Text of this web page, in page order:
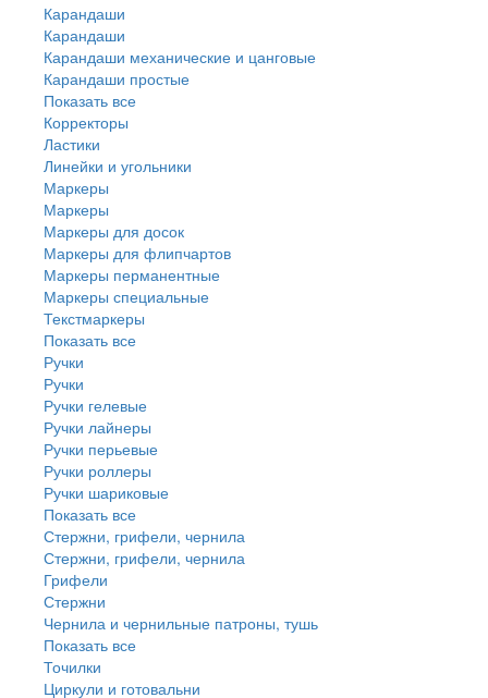
Карандаши
Карандаши
Карандаши механические и цанговые
Карандаши простые
Показать все
Корректоры
Ластики
Линейки и угольники
Маркеры
Маркеры
Маркеры для досок
Маркеры для флипчартов
Маркеры перманентные
Маркеры специальные
Текстмаркеры
Показать все
Ручки
Ручки
Ручки гелевые
Ручки лайнеры
Ручки перьевые
Ручки роллеры
Ручки шариковые
Показать все
Стержни, грифели, чернила
Стержни, грифели, чернила
Грифели
Стержни
Чернила и чернильные патроны, тушь
Показать все
Точилки
Циркули и готовальни